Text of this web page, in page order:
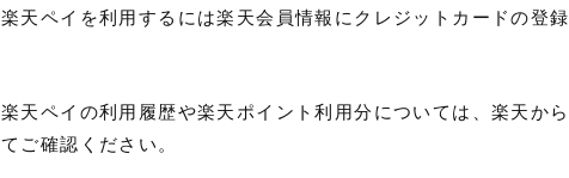
楽天ペイを利用するには楽天会員情報にクレジットカードの登録
楽天ペイの利用履歴や楽天ポイント利用分については、楽天か
てご確認ください。